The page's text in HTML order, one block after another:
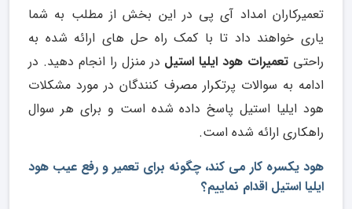
تعمیرکاران امداد آی پی در این بخش از مطلب به شما
یاری خواهند داد تا با کمک راه حل های ارائه شده به
راحتی تعمیرات هود ایلیا استیل در منزل را انجام دهید. در
ادامه به سوالات پرتکرار مصرف کنندگان در مورد مشکلات
هود ایلیا استیل پاسخ داده شده است و برای هر سوال
راهکاری ارائه شده است.
هود یکسره کار می کند، چگونه برای تعمیر و رفع عیب هود
ایلیا استیل اقدام نماییم؟